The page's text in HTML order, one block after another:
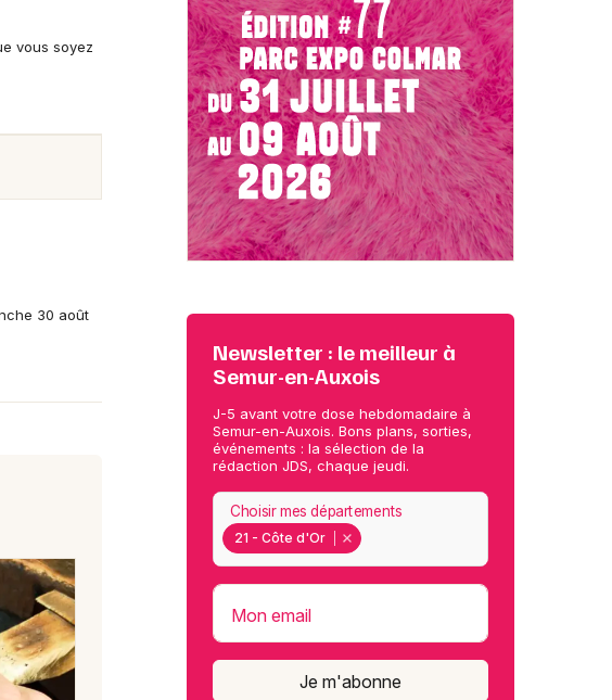
vous soyez
30 août
Newsletter : le meilleur à
Semur-en-Auxois
J-5 avant votre dose hebdomadaire à
Semur-en-Auxois. Bons plans, sorties,
événements : la sélection de la
rédaction JDS, chaque jeudi.
21 - Côte d'Or
Choisir mes départements
Mon email
Je m'abonne